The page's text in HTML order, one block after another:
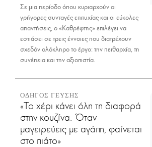
Σε μια περίοδο όπου κυριαρχούν οι
γρήγορες συνταγές επιτυχίας και οι εύκολες
απαντήσεις, ο «Καθρέφτης» επιλέγει να
εστιάσει σε τρεις έννοιες που διατρέχουν
σχεδόν ολόκληρο το έργο: την πειθαρχία, τη
συνέπεια και την αξιοπιστία.
ΟΔΗΓΟΣ ΓΕΥΣΗΣ
«Το χέρι κάνει όλη τη διαφορά
στην κουζίνα. Όταν
μαγειρεύεις με αγάπη, φαίνεται
στο πιάτο»